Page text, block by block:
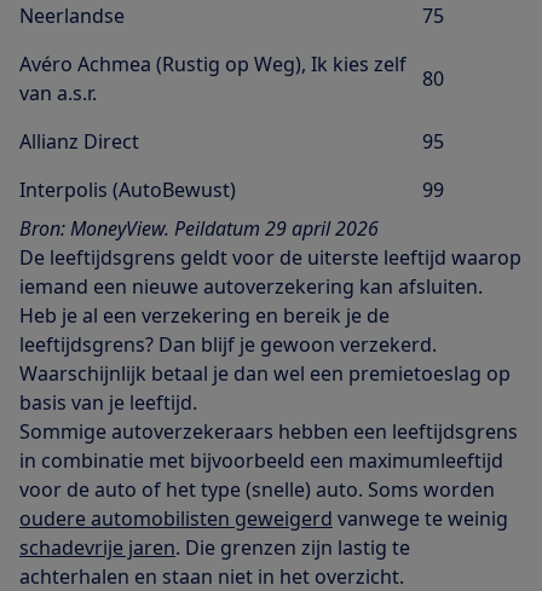
Neerlandse
75
Avéro Achmea (Rustig op Weg), Ik kies zelf
van a.s.r.
80
Allianz Direct
95
Interpolis (AutoBewust)
99
Bron: MoneyView. Peildatum 29 april 2026
De leeftijdsgrens geldt voor de uiterste leeftijd waarop
iemand een nieuwe autoverzekering kan afsluiten.
Heb je al een verzekering en bereik je de
leeftijdsgrens? Dan blijf je gewoon verzekerd.
Waarschijnlijk betaal je dan wel een premietoeslag op
basis van je leeftijd.
Sommige autoverzekeraars hebben een leeftijdsgrens
in combinatie met bijvoorbeeld een maximumleeftijd
voor de auto of het type (snelle) auto. Soms worden
oudere automobilisten geweigerd vanwege te weinig
schadevrije jaren. Die grenzen zijn lastig te
achterhalen en staan niet in het overzicht.